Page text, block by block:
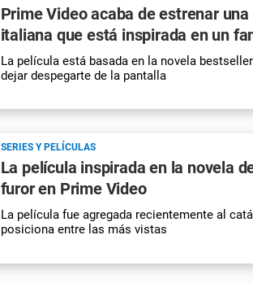
Prime Video acaba de estrenar
italiana que está inspirada en un
La película está basada en la novela
dejar despegarte de la pantalla
SERIES Y PELÍCULAS
La película inspirada en la novela
furor en Prime Video
La película fue agregada recientemente al
posiciona entre las más vistas